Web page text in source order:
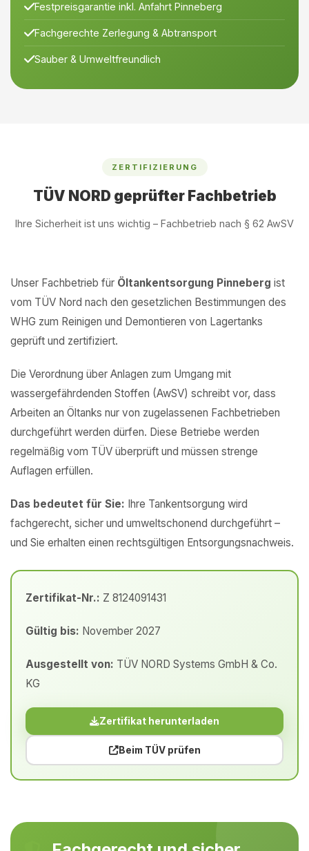
Festpreisgarantie inkl. Anfahrt Pinneberg
Fachgerechte Zerlegung & Abtransport
Sauber & Umweltfreundlich
ZERTIFIZIERUNG
TÜV NORD geprüfter Fachbetrieb
Ihre Sicherheit ist uns wichtig – Fachbetrieb nach § 62 AwSV
Unser Fachbetrieb für Öltankentsorgung Pinneberg ist
vom TÜV Nord nach den gesetzlichen Bestimmungen des
WHG zum Reinigen und Demontieren von Lagertanks
geprüft und zertifiziert.
Die Verordnung über Anlagen zum Umgang mit
wassergefährdenden Stoffen (AwSV) schreibt vor, dass
Arbeiten an Öltanks nur von zugelassenen Fachbetrieben
durchgeführt werden dürfen. Diese Betriebe werden
regelmäßig vom TÜV überprüft und müssen strenge
Auflagen erfüllen.
Das bedeutet für Sie: Ihre Tankentsorgung wird
fachgerecht, sicher und umweltschonend durchgeführt –
und Sie erhalten einen rechtsgültigen Entsorgungsnachweis.
Zertifikat-Nr.: Z 8124091431
Gültig bis: November 2027
Ausgestellt von: TÜV NORD Systems GmbH & Co.
KG
Zertifikat herunterladen
Beim TÜV prüfen